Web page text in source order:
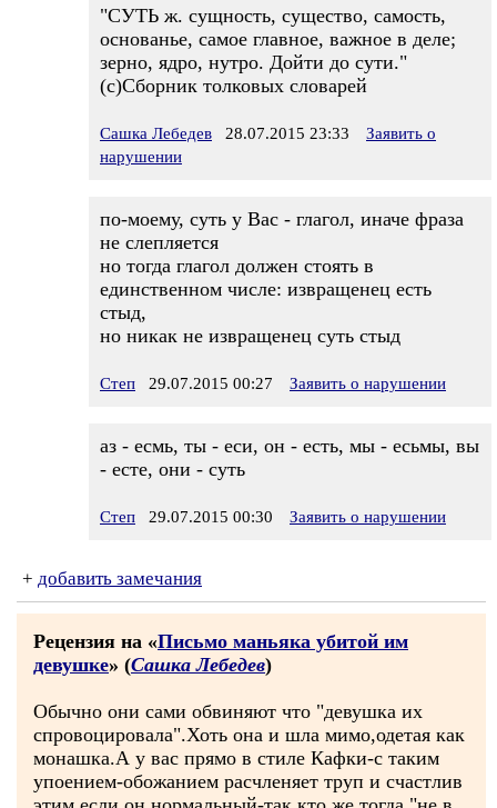
"СУТЬ ж. сущность, существо, самость,
основанье, самое главное, важное в деле;
зерно, ядро, нутро. Дойти до сути."
(с)Сборник толковых словарей
Сашка Лебедев 28.07.2015 23:33
Заявить о
нарушении
по-моему, суть у Вас - глагол, иначе фраза
не слепляется
но тогда глагол должен стоять в
единственном числе: извращенец есть
стыд,
но никак не извращенец суть стыд
Степ 29.07.2015 00:27 Заявить о нарушении
аз - есмь, ты - еси, он - есть, мы - есьмы, вы
- есте, они - суть
Степ 29.07.2015 00:30 Заявить о нарушении
+ добавить замечания
Рецензия на «Письмо маньяка убитой им
девушке» (Сашка Лебедев)
Обычно они сами обвиняют что "девушка их
спровоцировала".Хоть она и шла мимо,одетая как
монашка.А у вас прямо в стиле Кафки-с таким
упоением-обожанием расчленяет труп и счастлив